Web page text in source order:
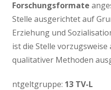
Forschungsformate
Stelle ausgerichtet auf
Erziehung und
ist die Stelle vorzugsweise
qualitativer Methoden
ntgelt­gruppe: 13 TV-L